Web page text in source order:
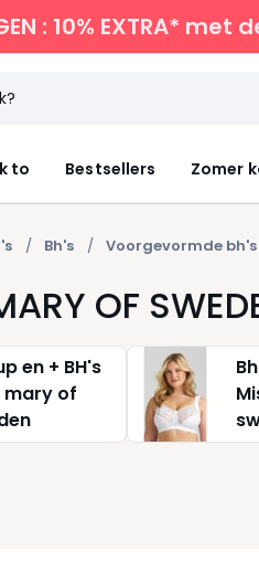
: 10% EXTRA* met
to Bestsellers Zomer
Bh's Voorgevormde bh's
OF
en + BH's
mary of